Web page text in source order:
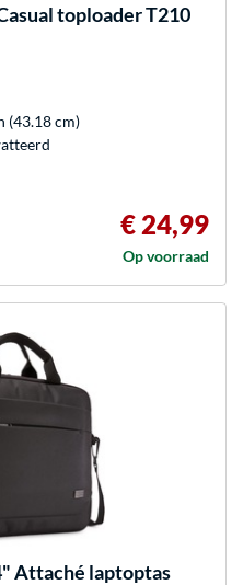
toploader T210
(43.18 cm)
€ 24,99
Op voorraad
Attaché laptoptas